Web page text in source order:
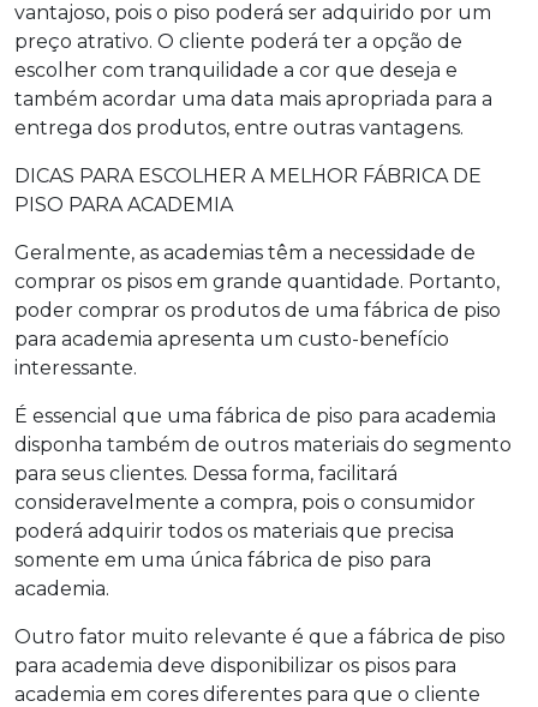
vantajoso, pois o piso poderá ser adquirido por um
preço atrativo. O cliente poderá ter a opção de
escolher com tranquilidade a cor que deseja e
também acordar uma data mais apropriada para a
entrega dos produtos, entre outras vantagens.
DICAS PARA ESCOLHER A MELHOR FÁBRICA DE
PISO PARA ACADEMIA
Geralmente, as academias têm a necessidade de
comprar os pisos em grande quantidade. Portanto,
poder comprar os produtos de uma fábrica de piso
para academia apresenta um custo-benefício
interessante.
É essencial que uma fábrica de piso para academia
disponha também de outros materiais do segmento
para seus clientes. Dessa forma, facilitará
consideravelmente a compra, pois o consumidor
poderá adquirir todos os materiais que precisa
somente em uma única fábrica de piso para
academia.
Outro fator muito relevante é que a fábrica de piso
para academia deve disponibilizar os pisos para
academia em cores diferentes para que o cliente